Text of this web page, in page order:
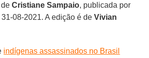
deCristiane Sampaio, publicada por
31-08-2021. A edição é deVivian
indígenas assassinados no Brasil